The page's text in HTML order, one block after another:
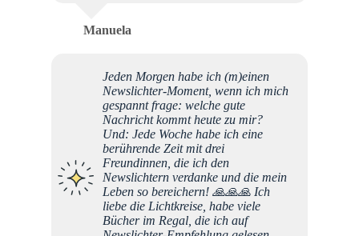
Manuela
Jeden Morgen habe ich (m)einen
Newslichter-Moment, wenn ich mich
gespannt frage: welche gute
Nachricht kommt heute zu mir?
Und: Jede Woche habe ich eine
berührende Zeit mit drei
Freundinnen, die ich den
Newslichtern verdanke und die mein
Leben so bereichern! 🙏🙏🙏 Ich
liebe die Lichtkreise, habe viele
Bücher im Regal, die ich auf